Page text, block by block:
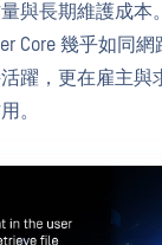
與長期維護成本
Core 幾乎如同
躍，更在雇主與
。